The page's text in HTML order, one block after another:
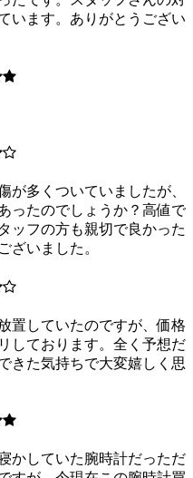
います。ありがとうござい
が多くついていましたが、
ったのでしょうか？高値で
ッフの方も親切で良かった
ざいました。
置していたのですが、価格
しております。全く予想だ
きた気持ちで大変嬉しく思
かしていた腕時計だっただ